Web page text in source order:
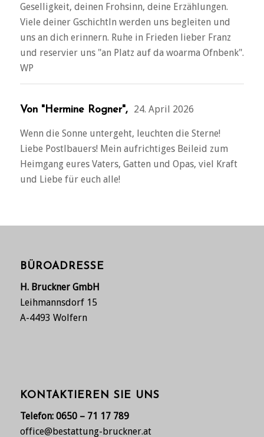
Geselligkeit, deinen Frohsinn, deine Erzählungen.
Viele deiner Gschichtln werden uns begleiten und
uns an dich erinnern. Ruhe in Frieden lieber Franz
und reservier uns "an Platz auf da woarma Ofnbenk".
WP
Von "Hermine Rogner", 24. April 2026
Wenn die Sonne untergeht, leuchten die Sterne!
Liebe Postlbauers! Mein aufrichtiges Beileid zum
Heimgang eures Vaters, Gatten und Opas, viel Kraft
und Liebe für euch alle!
BÜROADRESSE
H. Bruckner GmbH
Leihmannsdorf 15
A-4493 Wolfern
KONTAKTIEREN SIE UNS
Telefon: 0650 – 71 17 789
office@bestattung-bruckner.at